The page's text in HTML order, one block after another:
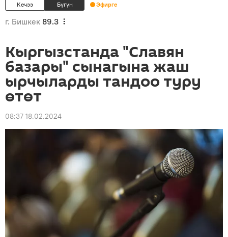
Кечээ Бүгүн Эфирге
г. Бишкек 89.3
Кыргызстанда "Славян
базары" сынагына жаш
ырчыларды тандоо туру
өтөт
08:37 18.02.2024